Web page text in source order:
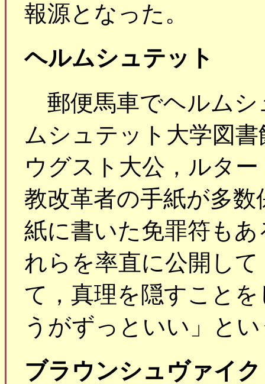
報源となった。
ヘルムシュテット
郵便馬車でヘルムシ
ムシュテット大学図
ウグスト大公，ルタ
教改革者の手紙が多
紙に書いた免罪符も
れらを率直に公開し
て，真理を隠すこと
うがずっといい」と
ブラウンシュヴァイク